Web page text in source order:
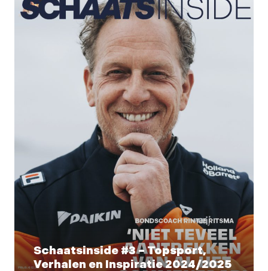
Schaatsinside #3 – Topsport,
Verhalen en Inspiratie 2024/2025